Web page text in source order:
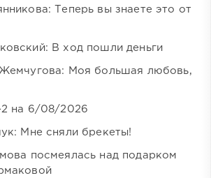
Теперь вы знаете это от
В ход пошли деньги
Моя большая любовь,
на 6/08/2026
Мне сняли брекеты!
посмеялась над подарком